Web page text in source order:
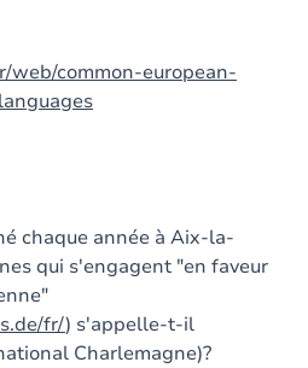
common-european-
chaque année à Aix-la-
qui s'engagent "en faveur
fr/) s'appelle-t-il
Charlemagne)?